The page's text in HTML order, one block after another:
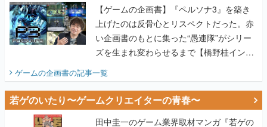
ズを生まれ変わらせるまで【橋野桂インタ
ビュー】
ゲームの企画書の記事一覧
若ゲのいたり〜ゲームクリエイターの青春〜
田中圭一のゲーム業界取材マンガ『若ゲの
いたり』第2巻が発売。『ポケモン』田尻
智さん、『ゼビウス』遠藤雅伸さんらの貴
重なエピソードを収録